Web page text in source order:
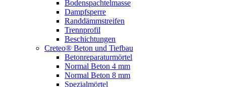
Bodenspachtelmasse
Dampfsperre
Randdämmstreifen
Trennprofil
Beschichtungen
Creteo® Beton und Tiefbau
Betonreparaturmörtel
Normal Beton 4 mm
Normal Beton 8 mm
Spezialmörtel